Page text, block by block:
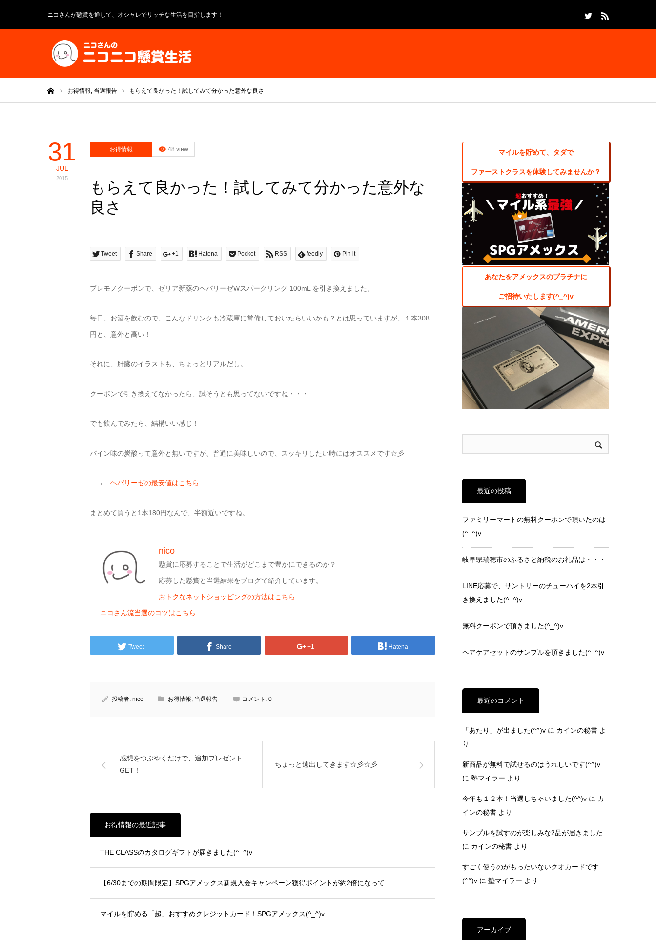
ニコさんが懸賞を通して、オシャレでリッチな生活を目指します！
お得情報, 当選報告 もらえて良かった！試してみて分かった意外な良さ
31
JUL
2015
お得情報 48 view
もらえて良かった！試してみて分かった意外な
良さ
Tweet Share +1 Hatena Pocket RSS feedly Pin it
プレモノクーポンで、ゼリア新薬のヘパリーゼWスパークリング 100mL を引き換えました。
毎日、お酒を飲むので、こんなドリンクも冷蔵庫に常備しておいたらいいかも？とは思っていますが、１本308
円と、意外と高い！
それに、肝臓のイラストも、ちょっとリアルだし。
クーポンで引き換えてなかったら、試そうとも思ってないですね・・・
でも飲んでみたら、結構いい感じ！
パイン味の炭酸って意外と無いですが、普通に美味しいので、スッキリしたい時にはオススメです☆彡
→ ヘパリーゼの最安値はこちら
まとめて買うと1本180円なんで、半額近いですね。
nico
懸賞に応募することで生活がどこまで豊かにできるのか？
応募した懸賞と当選結果をブログで紹介しています。
おトクなネットショッピングの方法はこちら
ニコさん流当選のコツはこちら
Tweet Share +1 Hatena
投稿者: nico お得情報, 当選報告 コメント: 0
感想をつぶやくだけで、追加プレゼント
GET！
ちょっと遠出してきます☆彡☆彡
お得情報の最近記事
THE CLASSのカタログギフトが届きました(^_^)v
【6/30までの期間限定】SPGアメックス新規入会キャンペーン獲得ポイントが約2倍になって…
マイルを貯める「超」おすすめクレジットカード！SPGアメックス(^_^)v
マイルを貯めて、タダで
ファーストクラスを体験してみませんか？
あなたをアメックスのプラチナに
ご招待いたします(^_^)v
最近の投稿
ファミリーマートの無料クーポンで頂いたのは
(^_^)v
岐阜県瑞穂市のふるさと納税のお礼品は・・・
LINE応募で、サントリーのチューハイを2本引
き換えました(^_^)v
無料クーポンで頂きました(^_^)v
ヘアケアセットのサンプルを頂きました(^_^)v
最近のコメント
「あたり」が出ました(^^)v に カインの秘書 よ
り
新商品が無料で試せるのはうれしいです(^^)v
に 塾マイラー より
今年も１２本！当選しちゃいました(^^)v に カ
インの秘書 より
サンプルを試すのが楽しみな2品が届きました
に カインの秘書 より
すごく使うのがもったいないクオカードです
(^^)v に 塾マイラー より
アーカイブ